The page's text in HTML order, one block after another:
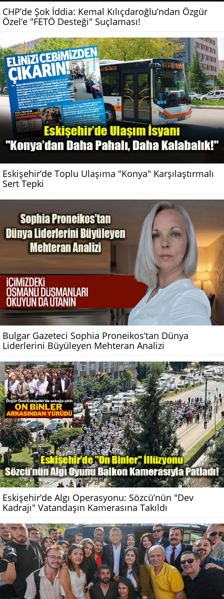
CHP’de Şok İddia: Kemal Kılıçdaroğlu’ndan Özgür
Özel’e "FETÖ Desteği" Suçlaması!
Eskişehir’de Toplu Ulaşıma "Konya" Karşılaştırmalı
Sert Tepki
Bulgar Gazeteci Sophia Proneikos’tan Dünya
Liderlerini Büyüleyen Mehteran Analizi
Eskişehir’de Algı Operasyonu: Sözcü’nün "Dev
Kadrajı" Vatandaşın Kamerasına Takıldı